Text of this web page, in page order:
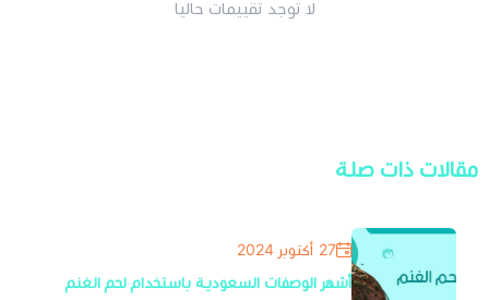
لا توجد تقييمات حاليا
مقالات ذات صلة
27 أكتوبر 2024
أشهر الوصفات السعودية باستخدام لحم الغنم